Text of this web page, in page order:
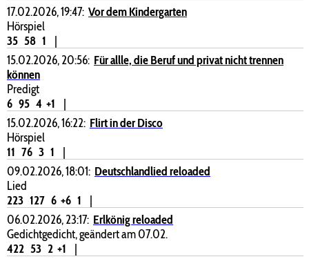
17.02.2026, 19:47: Vor dem Kindergarten
Hörspiel
35 58 1
|
15.02.2026, 20:56: Für allle, die Beruf und privat nicht trennen
können
Predigt
6 95 4 +1
|
15.02.2026, 16:22: Flirt in der Disco
Hörspiel
11 76 3 1
|
09.02.2026, 18:01: Deutschlandlied reloaded
Lied
223 127 6 +6 1
|
06.02.2026, 23:17: Erlkönig reloaded
Gedichtgedicht, geändert am 07.02.
422 53 2 +1
|